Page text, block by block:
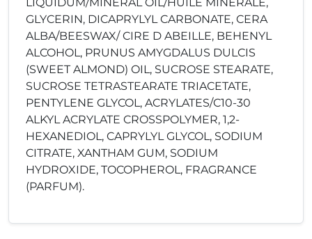
GLYCERIN, DICAPRYLYL CARBONATE, CERA
ALBA/BEESWAX/ CIRE D ABEILLE, BEHENYL
ALCOHOL, PRUNUS AMYGDALUS DULCIS
(SWEET ALMOND) OIL, SUCROSE STEARATE,
SUCROSE TETRASTEARATE TRIACETATE,
PENTYLENE GLYCOL, ACRYLATES/C10-30
ALKYL ACRYLATE CROSSPOLYMER, 1,2-
HEXANEDIOL, CAPRYLYL GLYCOL, SODIUM
CITRATE, XANTHAM GUM, SODIUM
HYDROXIDE, TOCOPHEROL, FRAGRANCE
(PARFUM).